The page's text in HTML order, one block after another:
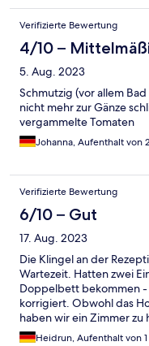
Verifizierte Bewertung
4/10 –
5. Aug. 2023
Schmutzig (vor allem
nicht mehr zur Gänze
vergammelte Tomaten
Johanna, Aufenthalt von
Verifizierte Bewertung
6/10 – Gut
17. Aug. 2023
Die Klingel an der
Wartezeit. Hatten zwei
Doppelbett bekommen
korrigiert. Obwohl das
haben wir ein Zimmer
bekommen. Warum das
Heidrun, Aufenthalt von